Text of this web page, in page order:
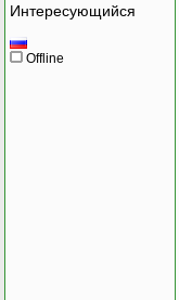
Интересующийся
Offline